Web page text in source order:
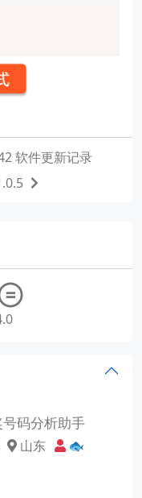
软件更新记录
码分析助手
山东 🐟